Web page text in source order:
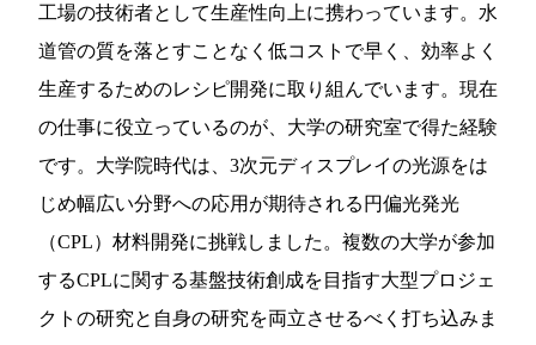
工場の技術者として生産性向上に携わっています。水
道管の質を落とすことなく低コストで早く、効率よく
生産するためのレシピ開発に取り組んでいます。現在
の仕事に役立っているのが、大学の研究室で得た経験
です。大学院時代は、3次元ディスプレイの光源をは
じめ幅広い分野への応用が期待される円偏光発光
（CPL）材料開発に挑戦しました。複数の大学が参加
するCPLに関する基盤技術創成を目指す大型プロジェ
クトの研究と自身の研究を両立させるべく打ち込みま